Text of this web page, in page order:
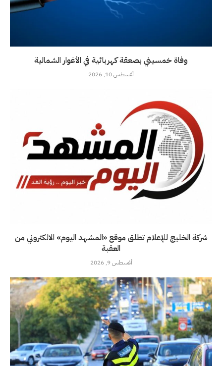
وفاة خمسيني بصعقة كهربائية في الأغوار الشمالية
أغسطس 10, 2026
شركة الخليج للإعلام تطلق موقع «المشهد اليوم» الالكتروني من
العقبة
أغسطس 9, 2026